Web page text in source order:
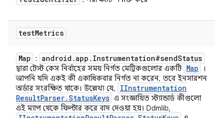
testMetrics
Map : android .app . Instrumentation#sendStatus
দ্বারা টেস্ট কেস নির্বাহের সময় নির্গত মেট্রিকগুলোর একটি Map
।
আপনি যদি একই কী একাধিকবার নির্গত না করেন, তবে ইনসারশন
অর্ডার সংরক্ষিত থাকে। উল্লেখ্য যে,
IInstrumentation
ResultParser.StatusKeys এ সংজ্ঞায়িত স্ট্যান্ডার্ড কীগুলো
এই ম্যাপ থেকে ফিল্টার করে বাদ দেওয়া হয়। Ddmlib,